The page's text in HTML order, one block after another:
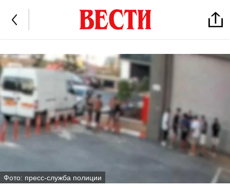
Фото: пресс-служба полиции